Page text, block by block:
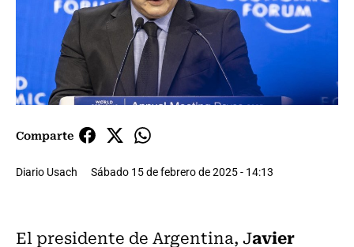
Comparte
Diario Usach Sábado 15 de febrero de 2025 - 14:13
El presidente de Argentina, Javier